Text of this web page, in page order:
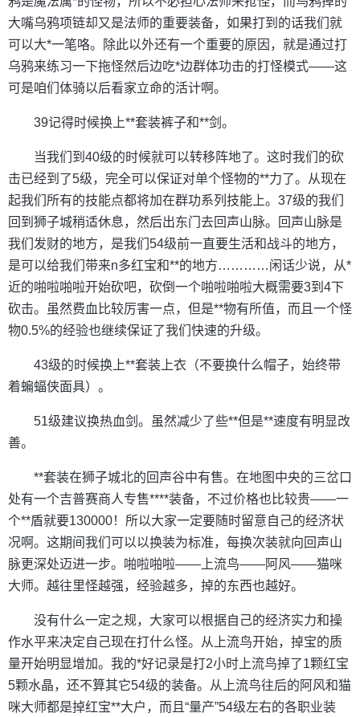
大嘴乌鸦项链却又是法师的重要装备，如果打到的话我们就
可以大*一笔咯。除此以外还有一个重要的原因，就是通过打
乌鸦来练习一下拖怪然后边吃*边群体功击的打怪模式——这
可是咱们体骑以后看家立命的活计啊。
39记得时候换上**套装裤子和**剑。
当我们到40级的时候就可以转移阵地了。这时我们的砍
击已经到了5级，完全可以保证对单个怪物的**力了。从现在
起我们所有的技能点都将加在群功系列技能上。37级的我们
回到狮子城稍适休息，然后出东门去回声山脉。回声山脉是
我们发财的地方，是我们54级前一直要生活和战斗的地方，
是可以给我们带来n多红宝和**的地方…………闲话少说，从*
近的啪啦啪啦开始砍吧，砍倒一个啪啦啪啦大概需要3到4下
砍击。虽然费血比较厉害一点，但是**物有所值，而且一个怪
物0.5%的经验也继续保证了我们快速的升级。
43级的时候换上**套装上衣（不要换什么帽子，始终带
着蝙蝠侠面具）。
51级建议换热血剑。虽然减少了些**但是**速度有明显改
善。
**套装在狮子城北的回声谷中有售。在地图中央的三岔口
处有一个吉普赛商人专售****装备，不过价格也比较贵——一
个**盾就要130000！所以大家一定要随时留意自己的经济状
况啊。这期间我们可以以换装为标准，每换次装就向回声山
脉更深处迈进一步。啪啦啪啦——上流鸟——阿风——猫咪
大师。越往里怪越强，经验越多，掉的东西也越好。
没有什么一定之规，大家可以根据自己的经济实力和操
作水平来决定自己现在打什么怪。从上流鸟开始，掉宝的质
量开始明显增加。我的*好记录是打2小时上流鸟掉了1颗红宝
5颗水晶，还不算其它54级的装备。从上流鸟往后的阿风和猫
咪大师都是掉红宝**大户，而且“量产”54级左右的各职业装